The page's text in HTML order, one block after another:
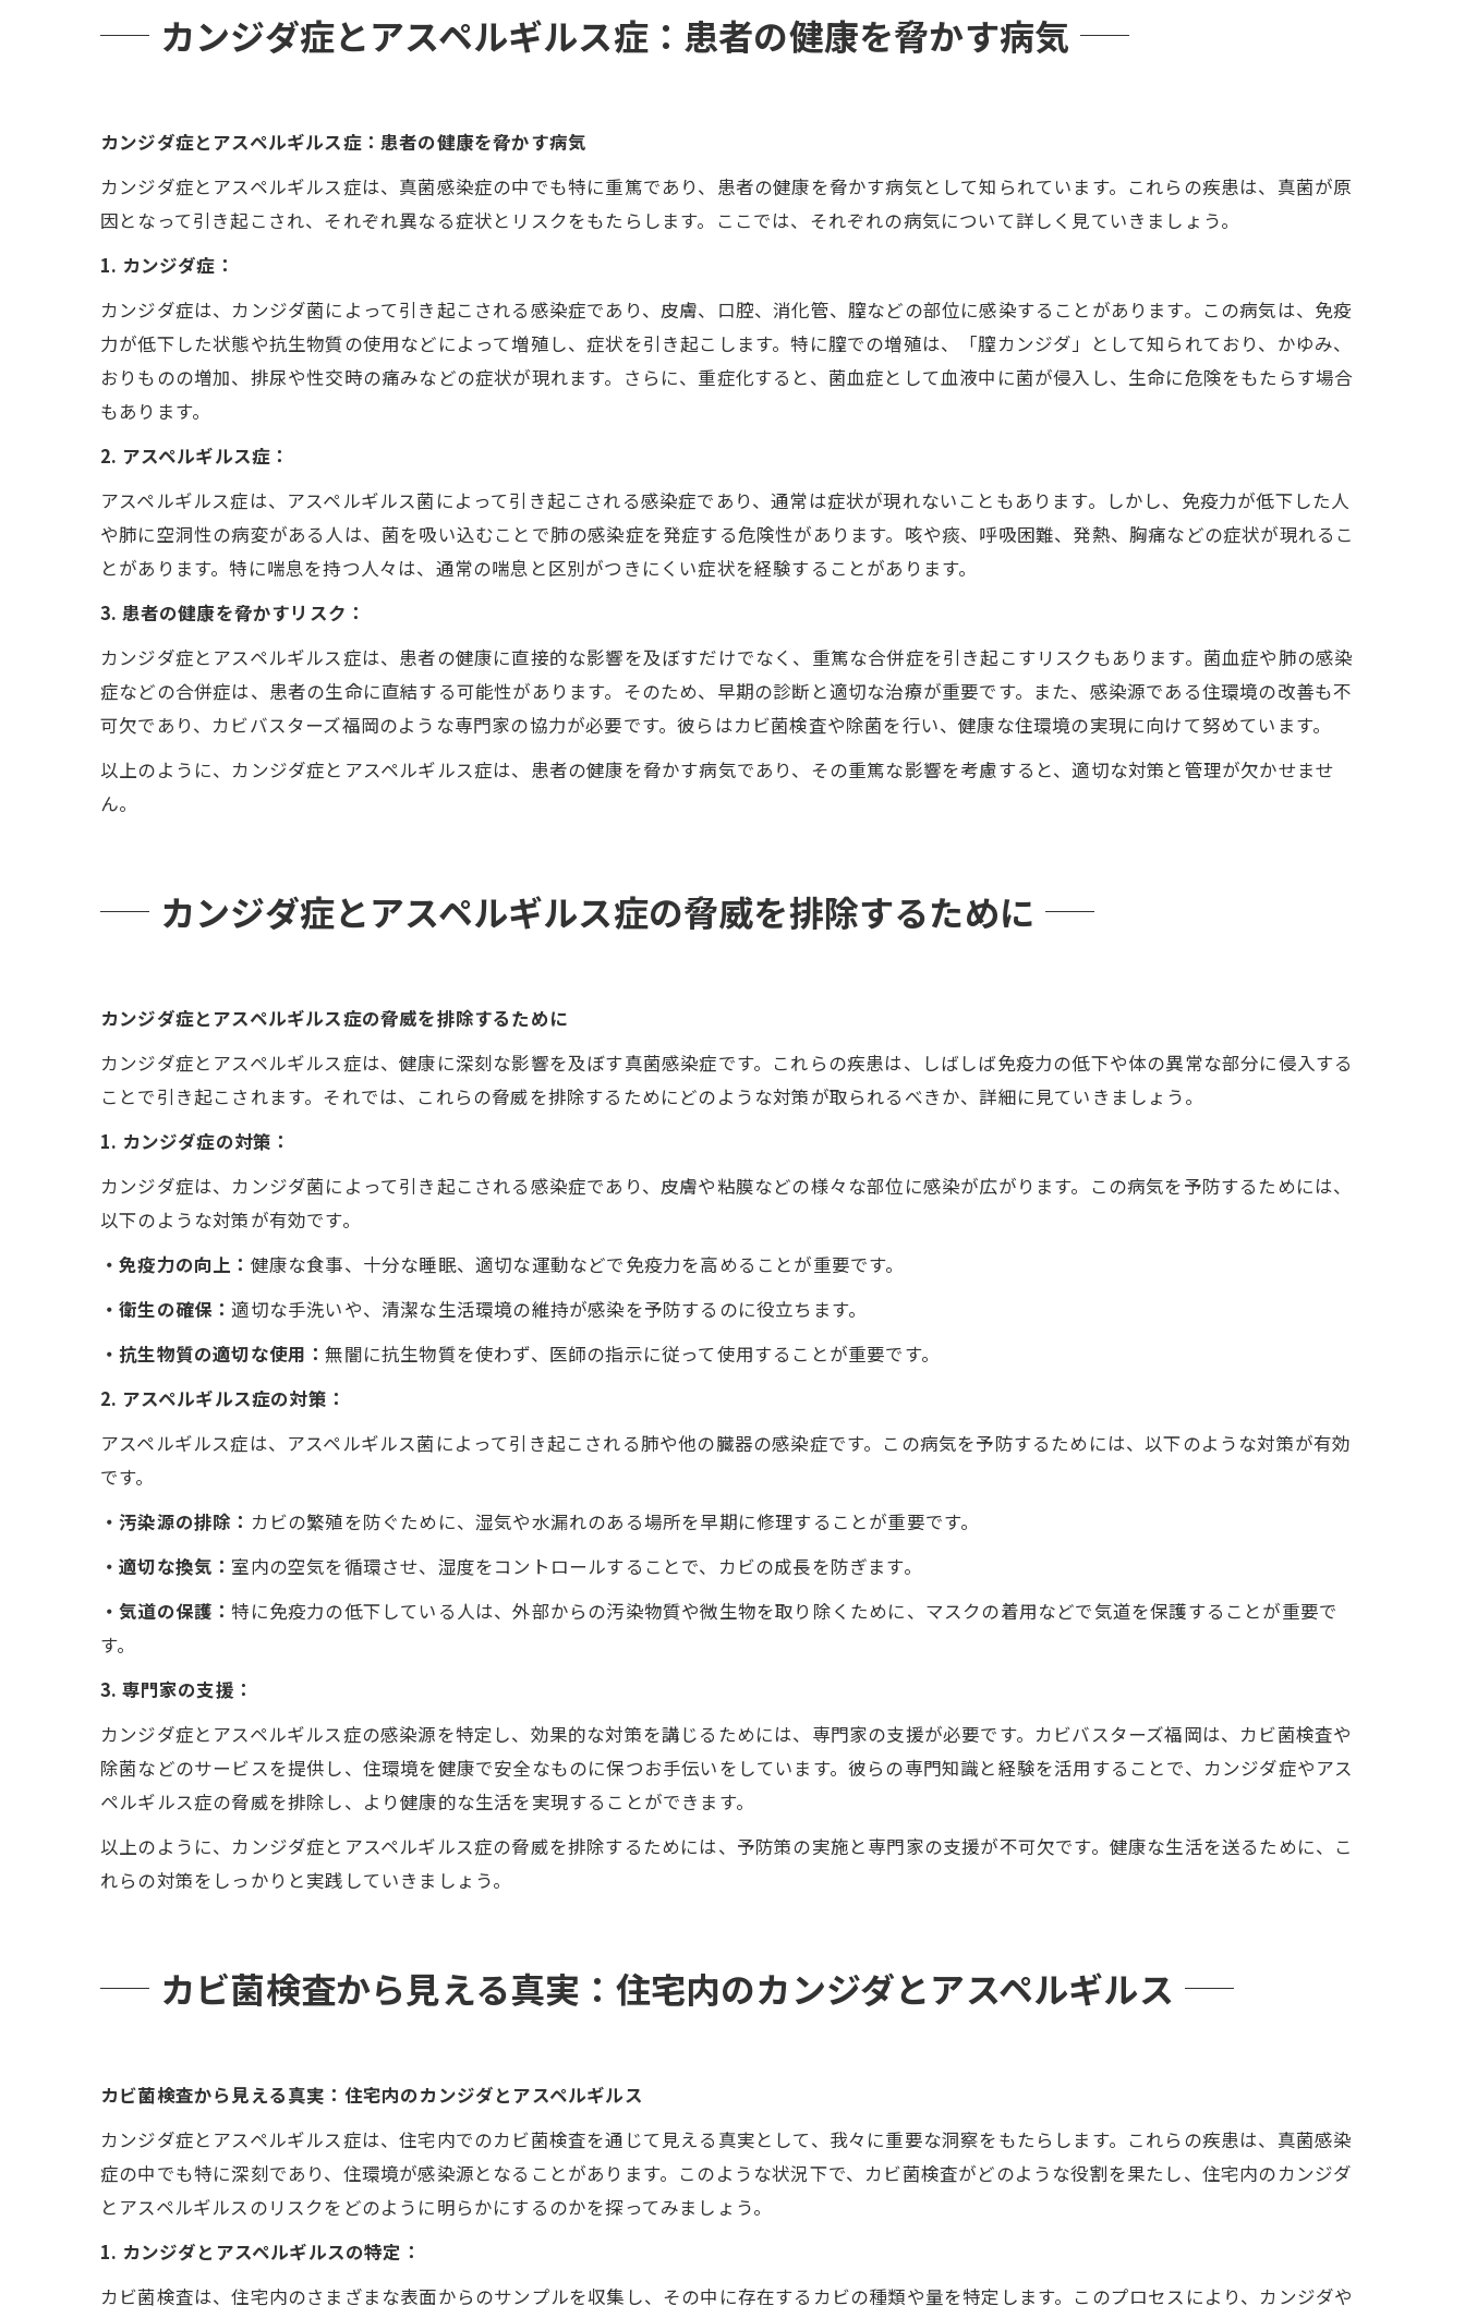
カンジダ症とアスペルギルス症：患者の健康を脅かす病気
カンジダ症とアスペルギルス症：患者の健康を脅かす病気
カンジダ症とアスペルギルス症は、真菌感染症の中でも特に重篤であり、患者の健康を脅かす病気として知られています。これらの疾患は、真菌が原
因となって引き起こされ、それぞれ異なる症状とリスクをもたらします。ここでは、それぞれの病気について詳しく見ていきましょう。
1. カンジダ症：
カンジダ症は、カンジダ菌によって引き起こされる感染症であり、皮膚、口腔、消化管、膣などの部位に感染することがあります。この病気は、免疫
力が低下した状態や抗生物質の使用などによって増殖し、症状を引き起こします。特に膣での増殖は、「膣カンジダ」として知られており、かゆみ、
おりものの増加、排尿や性交時の痛みなどの症状が現れます。さらに、重症化すると、菌血症として血液中に菌が侵入し、生命に危険をもたらす場合
もあります。
2. アスペルギルス症：
アスペルギルス症は、アスペルギルス菌によって引き起こされる感染症であり、通常は症状が現れないこともあります。しかし、免疫力が低下した人
や肺に空洞性の病変がある人は、菌を吸い込むことで肺の感染症を発症する危険性があります。咳や痰、呼吸困難、発熱、胸痛などの症状が現れるこ
とがあります。特に喘息を持つ人々は、通常の喘息と区別がつきにくい症状を経験することがあります。
3. 患者の健康を脅かすリスク：
カンジダ症とアスペルギルス症は、患者の健康に直接的な影響を及ぼすだけでなく、重篤な合併症を引き起こすリスクもあります。菌血症や肺の感染
症などの合併症は、患者の生命に直結する可能性があります。そのため、早期の診断と適切な治療が重要です。また、感染源である住環境の改善も不
可欠であり、カビバスターズ福岡のような専門家の協力が必要です。彼らはカビ菌検査や除菌を行い、健康な住環境の実現に向けて努めています。
以上のように、カンジダ症とアスペルギルス症は、患者の健康を脅かす病気であり、その重篤な影響を考慮すると、適切な対策と管理が欠かせませ
ん。
カンジダ症とアスペルギルス症の脅威を排除するために
カンジダ症とアスペルギルス症の脅威を排除するために
カンジダ症とアスペルギルス症は、健康に深刻な影響を及ぼす真菌感染症です。これらの疾患は、しばしば免疫力の低下や体の異常な部分に侵入する
ことで引き起こされます。それでは、これらの脅威を排除するためにどのような対策が取られるべきか、詳細に見ていきましょう。
1. カンジダ症の対策：
カンジダ症は、カンジダ菌によって引き起こされる感染症であり、皮膚や粘膜などの様々な部位に感染が広がります。この病気を予防するためには、
以下のような対策が有効です。
・免疫力の向上： 健康な食事、十分な睡眠、適切な運動などで免疫力を高めることが重要です。
・衛生の確保：適切な手洗いや、清潔な生活環境の維持が感染を予防するのに役立ちます。
・抗生物質の適切な使用：無闇に抗生物質を使わず、医師の指示に従って使用することが重要です。
2. アスペルギルス症の対策：
アスペルギルス症は、アスペルギルス菌によって引き起こされる肺や他の臓器の感染症です。この病気を予防するためには、以下のような対策が有効
です。
・汚染源の排除： カビの繁殖を防ぐために、湿気や水漏れのある場所を早期に修理することが重要です。
・適切な換気： 室内の空気を循環させ、湿度をコントロールすることで、カビの成長を防ぎます。
・気道の保護：特に免疫力の低下している人は、外部からの汚染物質や微生物を取り除くために、マスクの着用などで気道を保護することが重要で
す。
3. 専門家の支援：
カンジダ症とアスペルギルス症の感染源を特定し、効果的な対策を講じるためには、専門家の支援が必要です。カビバスターズ福岡は、カビ菌検査や
除菌などのサービスを提供し、住環境を健康で安全なものに保つお手伝いをしています。彼らの専門知識と経験を活用することで、カンジダ症やアス
ペルギルス症の脅威を排除し、より健康的な生活を実現することができます。
以上のように、カンジダ症とアスペルギルス症の脅威を排除するためには、予防策の実施と専門家の支援が不可欠です。健康な生活を送るために、こ
れらの対策をしっかりと実践していきましょう。
カビ菌検査から見える真実：住宅内のカンジダとアスペルギルス
カビ菌検査から見える真実：住宅内のカンジダとアスペルギルス
カンジダ症とアスペルギルス症は、住宅内でのカビ菌検査を通じて見える真実として、我々に重要な洞察をもたらします。これらの疾患は、真菌感染
症の中でも特に深刻であり、住環境が感染源となることがあります。このような状況下で、カビ菌検査がどのような役割を果たし、住宅内のカンジダ
とアスペルギルスのリスクをどのように明らかにするのかを探ってみましょう。
1. カンジダとアスペルギルスの特定：
カビ菌検査は、住宅内のさまざまな表面からのサンプルを収集し、その中に存在するカビの種類や量を特定します。このプロセスにより、カンジダや